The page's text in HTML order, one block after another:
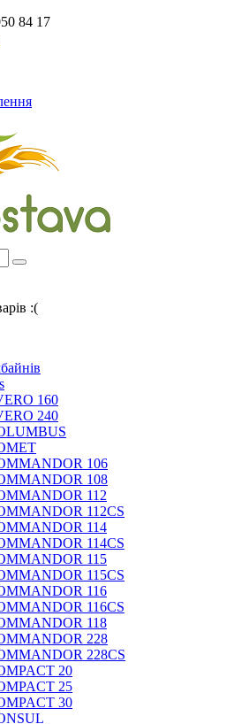
84 17
:(
160
240
106
108
112
112CS
114
114CS
115
115CS
116
116CS
118
228
228CS
20
25
30